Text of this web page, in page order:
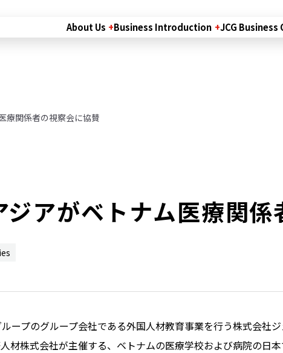
About Us Business Introduction JCG Business
療関係者の視察会に協賛
ジアがベトナム医療関
ープのグループ会社である外国人材教育事業を行う株式会社
材株式会社が主催する、ベトナムの医療学校および病院の日